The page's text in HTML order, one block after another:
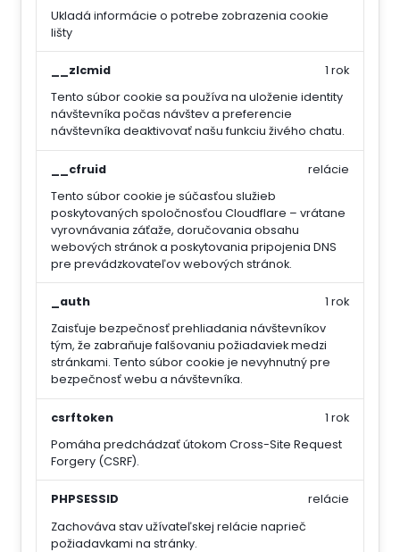
Ukladá informácie o potrebe zobrazenia cookie
lišty
__zlcmid
Tento súbor cookie sa používa na uloženie identity
návštevníka počas návštev a preferencie
návštevníka deaktivovať našu funkciu živého chatu.
1 rok
__cfruid
Tento súbor cookie je súčasťou služieb
poskytovaných spoločnosťou Cloudflare – vrátane
vyrovnávania záťaže, doručovania obsahu
webových stránok a poskytovania pripojenia DNS
pre prevádzkovateľov webových stránok.
relácie
_auth
Zaisťuje bezpečnosť prehliadania návštevníkov
tým, že zabraňuje falšovaniu požiadaviek medzi
stránkami. Tento súbor cookie je nevyhnutný pre
bezpečnosť webu a návštevníka.
1 rok
csrftoken
Pomáha predchádzať útokom Cross-Site Request
Forgery (CSRF).
1 rok
PHPSESSID
Zachováva stav užívateľskej relácie naprieč
požiadavkami na stránky.
relácie